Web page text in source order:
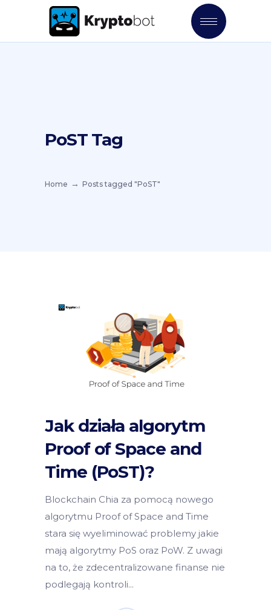
PoST Tag
Home Posts tagged "PoST"
Jak działa algorytm
Proof of Space and
Time (PoST)?
Blockchain Chia za pomocą nowego
algorytmu Proof of Space and Time
stara się wyeliminować problemy jakie
mają algorytmy PoS oraz PoW. Z uwagi
na to, że zdecentralizowane finanse nie
podlegają kontroli